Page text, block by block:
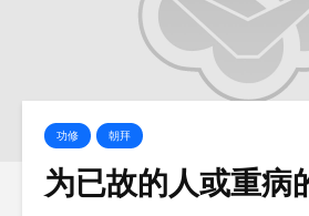
功修 朝拜
为已故的人或重病